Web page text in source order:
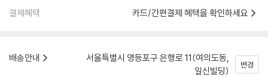
결제혜택 카드/간편결제 혜택을 확인하세요
배송안내
서울특별시 영등포구 은행로 11(여의도동,
일신빌딩)
변경